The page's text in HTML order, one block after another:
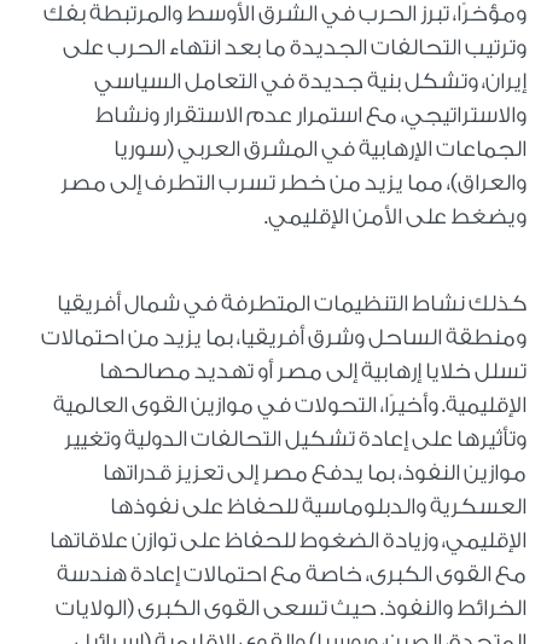
ومؤخرًا، تبرز الحرب في الشرق الأوسط والمرتبطة بفك
وترتيب التحالفات الجديدة ما بعد انتهاء الحرب على
إيران، وتشكل بنية جديدة في التعامل السياسي
والاستراتيجي، مع استمرار عدم الاستقرار ونشاط
الجماعات الإرهابية في المشرق العربي (سوريا
والعراق)، مما يزيد من خطر تسرب التطرف إلى مصر
ويضغط على الأمن الإقليمي.
كذلك نشاط التنظيمات المتطرفة في شمال أفريقيا
ومنطقة الساحل وشرق أفريقيا، بما يزيد من احتمالات
تسلل خلايا إرهابية إلى مصر أو تهديد مصالحها
الإقليمية. وأخيرًا، التحولات في موازين القوى العالمية
وتأثيرها على إعادة تشكيل التحالفات الدولية وتغيير
موازين النفوذ، بما يدفع مصر إلى تعزيز قدراتها
العسكرية والدبلوماسية للحفاظ على نفوذها
الإقليمي، وزيادة الضغوط للحفاظ على توازن علاقاتها
مع القوى الكبرى، خاصة مع احتمالات إعادة هندسة
الخرائط والنفوذ. حيث تسعى القوى الكبرى (الولايات